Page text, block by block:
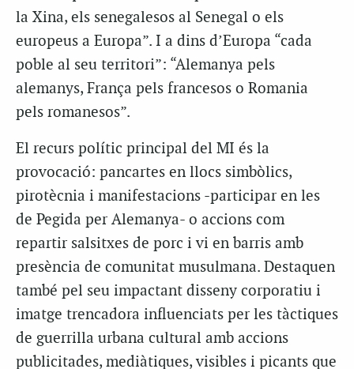
la Xina, els senegalesos al Senegal o els
europeus a Europa”. I a dins d’Europa “cada
poble al seu territori”: “Alemanya pels
alemanys, França pels francesos o Romania
pels romanesos”.
El recurs polític principal del MI és la
provocació: pancartes en llocs simbòlics,
pirotècnia i manifestacions -participar en les
de Pegida per Alemanya- o accions com
repartir salsitxes de porc i vi en barris amb
presència de comunitat musulmana. Destaquen
també pel seu impactant disseny corporatiu i
imatge trencadora influenciats per les tàctiques
de guerrilla urbana cultural amb accions
publicitades, mediàtiques, visibles i picants que